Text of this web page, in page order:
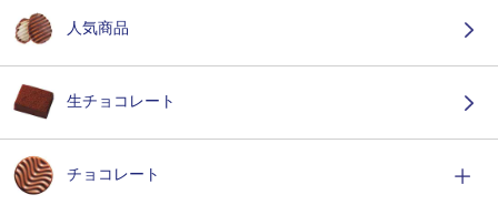
人気商品
生チョコレート
チョコレート